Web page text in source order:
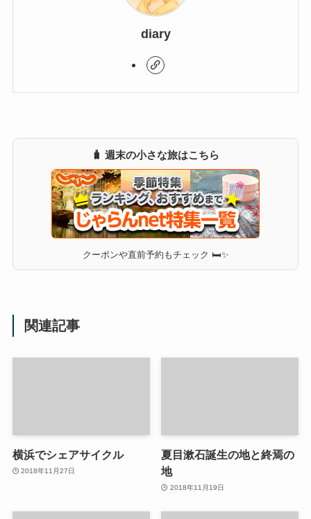
diary
🧳 週末の小さな旅はこちら
クーポンや直前予約もチェック 🛏✨
関連記事
横浜でシェアサイクル
2018年11月27日
夏目漱石誕生の地と終焉の
地
2018年11月19日